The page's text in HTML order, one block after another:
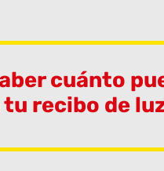
cuánto
recibo de